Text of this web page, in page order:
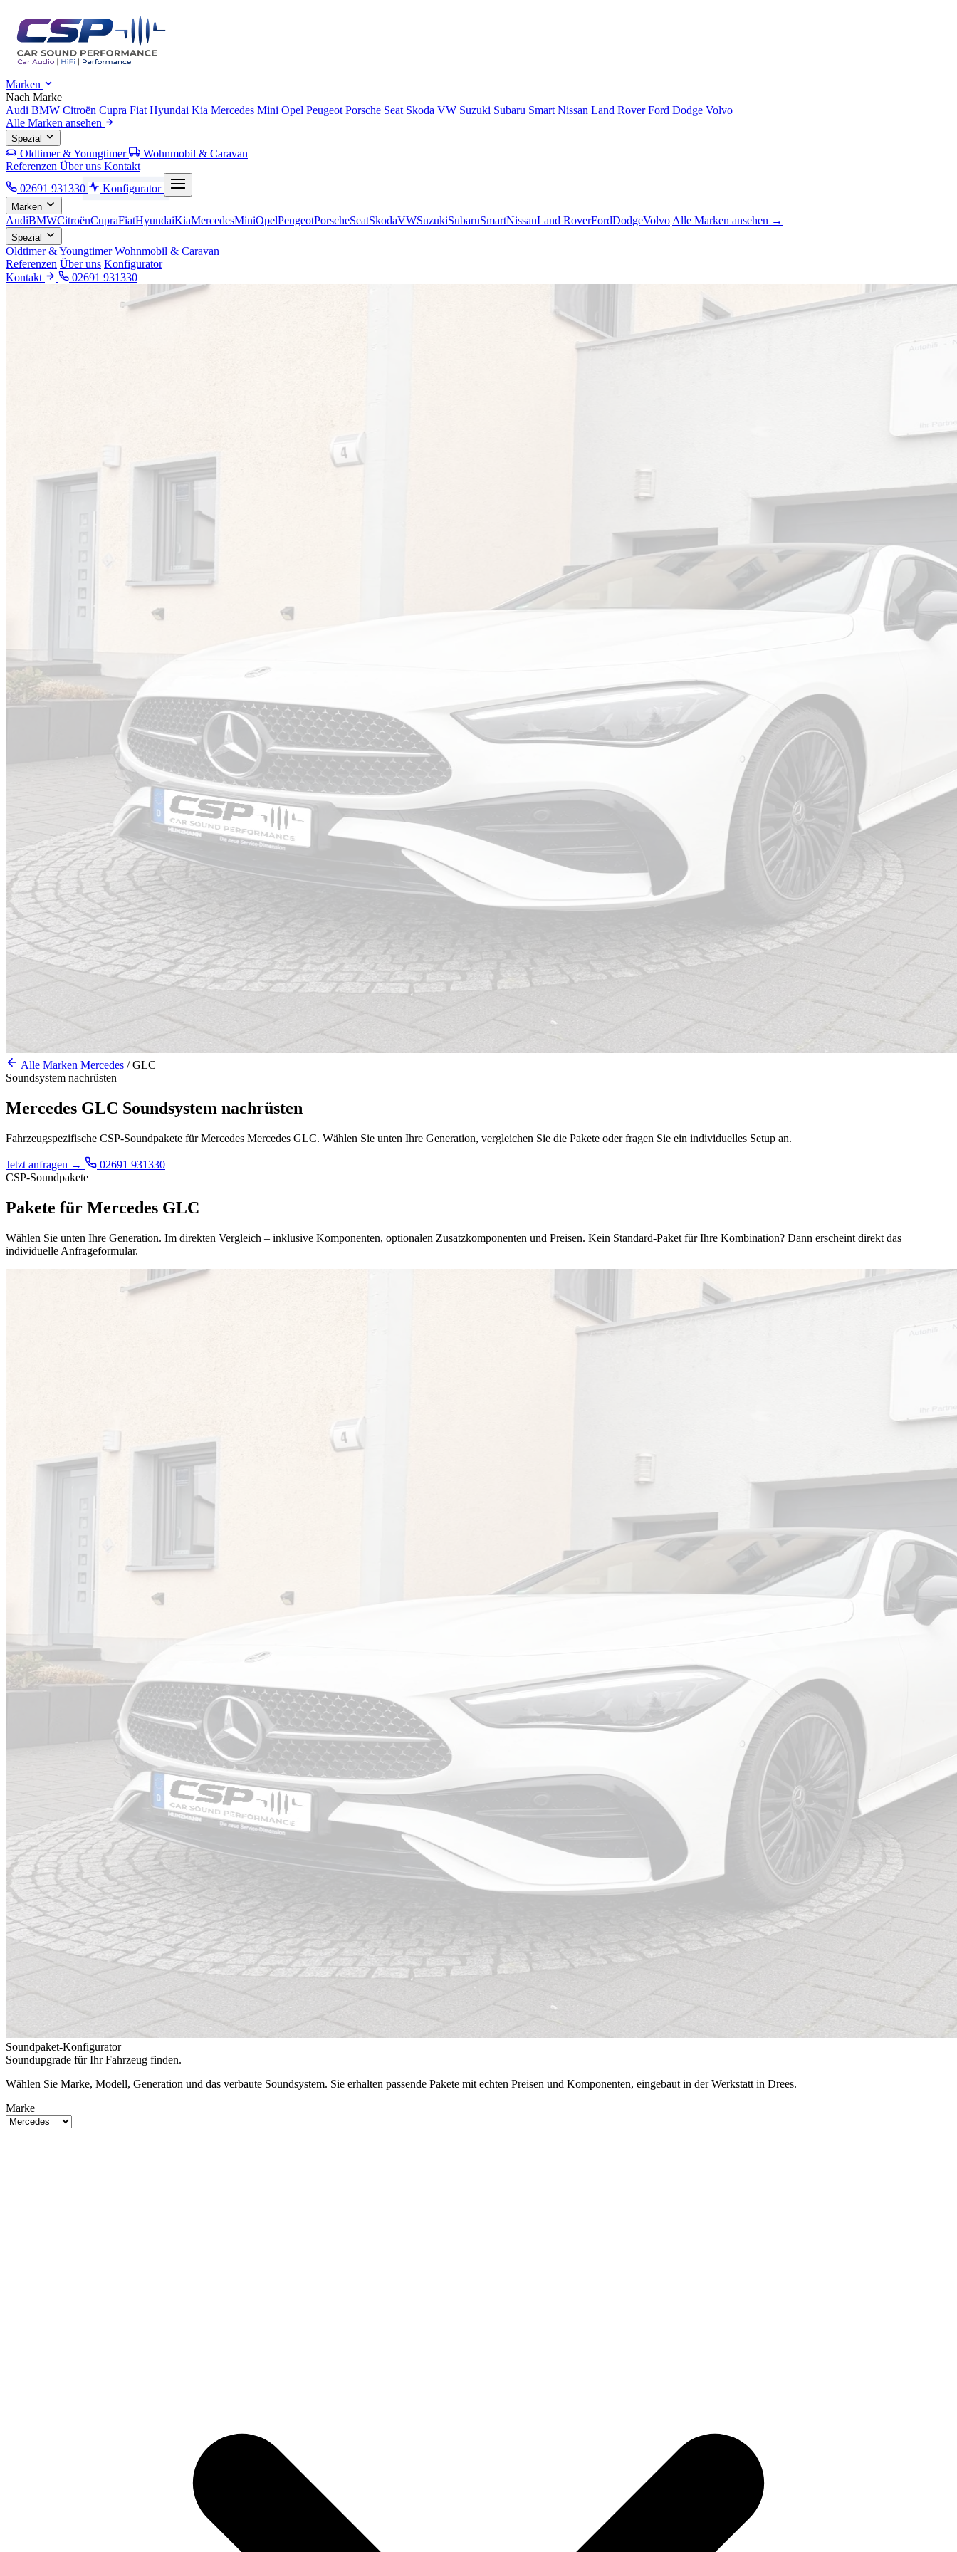
Marken
Nach Marke
Audi BMW Citroën Cupra Fiat Hyundai Kia Mercedes Mini Opel Peugeot Porsche Seat Skoda VW Suzuki Subaru Smart Nissan Land RoverFord Dodge Volvo
Alle Marken ansehen
Spezial
Oldtimer & Youngtimer
Wohnmobil & Caravan
Referenzen Über uns Kontakt
02691 931330
Konfigurator
Marken
AudiBMWCitroënCupraFiatHyundaiKiaMercedesMiniOpelPeugeotPorscheSeatSkodaVWSuzukiSubaruSmartNissanLand RoverFordDodgeVolvo Alle Marken ansehen →
Spezial
Oldtimer & Youngtimer Wohnmobil & Caravan
Referenzen Über uns Konfigurator
Kontakt
02691 931330
Alle Marken Mercedes / GLC
Soundsystem nachrüsten
Mercedes GLC Soundsystem nachrüsten
Fahrzeugspezifische CSP-Soundpakete für Mercedes Mercedes GLC. Wählen Sie unten Ihre Generation, vergleichen Sie die Pakete oder fragen Sie ein individuelles Setup an.
Jetzt anfragen →
02691 931330
CSP-Soundpakete
Pakete für Mercedes GLC
Wählen Sie unten Ihre Generation. Im direkten Vergleich – inklusive Komponenten, optionalen Zusatzkomponenten und Preisen. Kein Standard-Paket für Ihre Kombination? Dann erscheint direkt das
individuelle Anfrageformular.
Soundpaket-Konfigurator
Soundupgrade für Ihr Fahrzeug finden.
Wählen Sie Marke, Modell, Generation und das verbaute Soundsystem. Sie erhalten passende Pakete mit echten Preisen und Komponenten, eingebaut in der Werkstatt in Drees.
Marke